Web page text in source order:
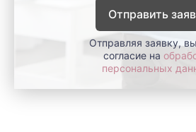
Отправить
Отправляя заявку,
согласие на
персональных